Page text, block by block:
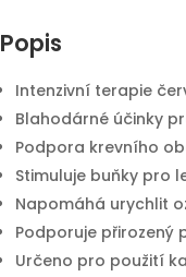
Popis
Intenzivní terapie
Blahodárné účinky
Podpora krevního
Stimuluje buňky pro
Napomáhá urychlit
Podporuje přirozený
Určeno pro použití